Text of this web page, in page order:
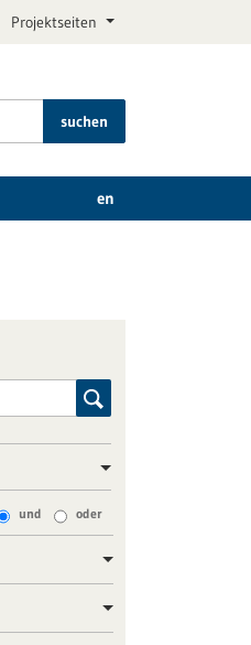
Projektseiten
suchen
en
und oder